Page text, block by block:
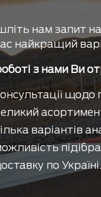
нам запит
найкращий
з нами Ви
щодо
варіантів
по Україні.